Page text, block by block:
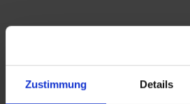
Zustimmung Details
Achtung: Bitte beachten Sie, dass
ist. Freigepäck und Verpflegung
können je nach Fluggesellschaft